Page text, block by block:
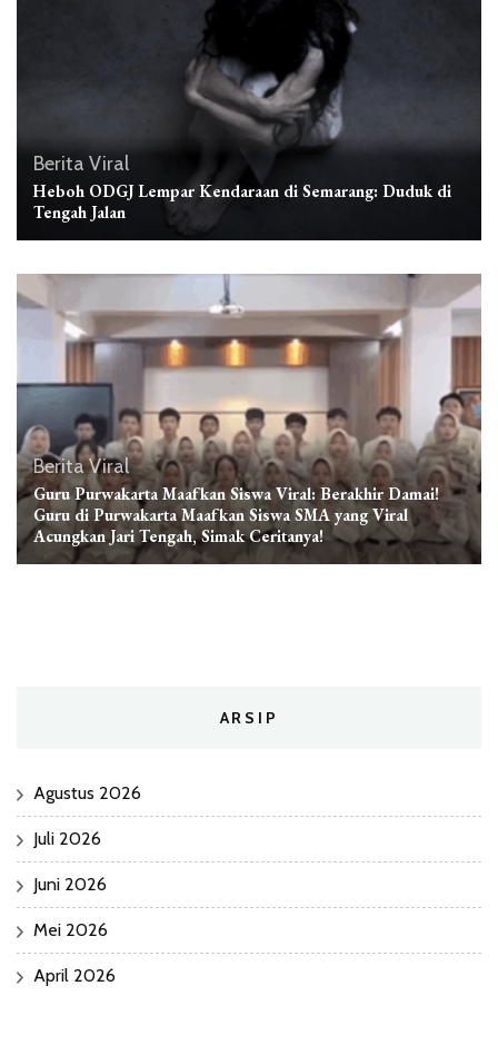
Berita Viral
Heboh ODGJ Lempar Kendaraan di Semarang: Duduk di
Tengah Jalan
Berita Viral
Guru Purwakarta Maafkan Siswa Viral: Berakhir Damai!
Guru di Purwakarta Maafkan Siswa SMA yang Viral
Acungkan Jari Tengah, Simak Ceritanya!
ARSIP
Agustus 2026
Juli 2026
Juni 2026
Mei 2026
April 2026